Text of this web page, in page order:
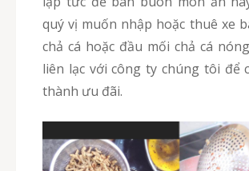
quý vị muốn nhập hoặc thuê xe
chả cá hoặc đầu mối chả cá
liên lạc với công ty chúng tôi để
thành ưu đãi.